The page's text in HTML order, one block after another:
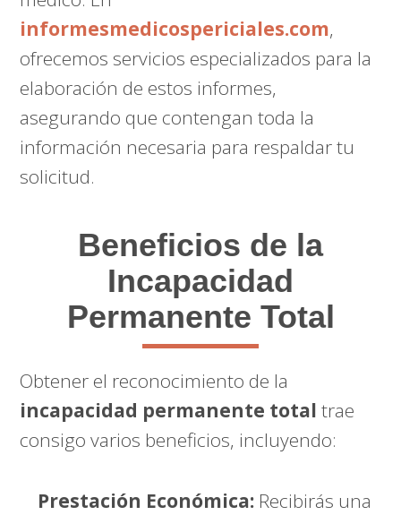
informesmedicospericiales.com,
ofrecemos servicios especializados para la
elaboración de estos informes,
asegurando que contengan toda la
información necesaria para respaldar tu
solicitud.
Beneficios de la
Incapacidad
Permanente Total
Obtener el reconocimiento de la
incapacidad permanente total trae
consigo varios beneficios, incluyendo:
Prestación Económica: Recibirás una